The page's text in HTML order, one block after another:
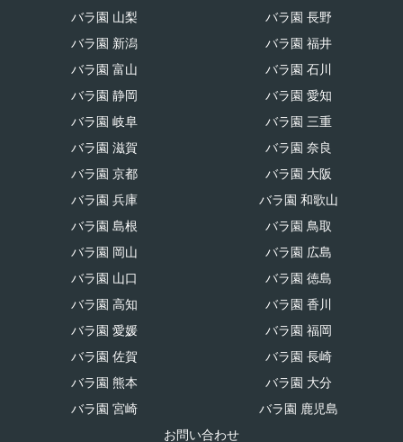
バラ園 山梨
バラ園 長野
バラ園 新潟
バラ園 福井
バラ園 富山
バラ園 石川
バラ園 静岡
バラ園 愛知
バラ園 岐阜
バラ園 三重
バラ園 滋賀
バラ園 奈良
バラ園 京都
バラ園 大阪
バラ園 兵庫
バラ園 和歌山
バラ園 島根
バラ園 鳥取
バラ園 岡山
バラ園 広島
バラ園 山口
バラ園 徳島
バラ園 高知
バラ園 香川
バラ園 愛媛
バラ園 福岡
バラ園 佐賀
バラ園 長崎
バラ園 熊本
バラ園 大分
バラ園 宮崎
バラ園 鹿児島
お問い合わせ